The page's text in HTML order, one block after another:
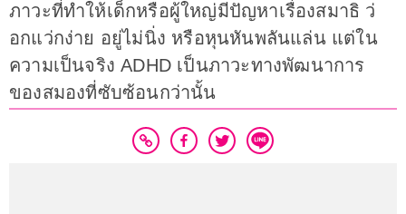
ภาวะที่ทำให้เด็กหรือผู้ใหญ่มีปัญหาเรื่องสมาธิ ว่
อกแว่กง่าย อยู่ไม่นิ่ง หรือหุนหันพลันแล่น แต่ใน
ความเป็นจริง ADHD เป็นภาวะทางพัฒนาการ
ของสมองที่ซับซ้อนกว่านั้น